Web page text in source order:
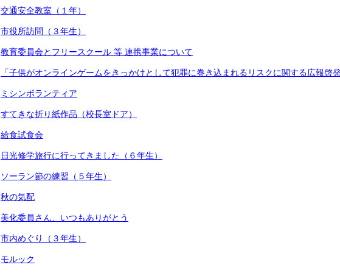
交通安全教室（１年）
市役所訪問（３年生）
教育委員会とフリースクール 等 連携事業について
「子供がオンラインゲームをきっかけとして犯罪に巻き込まれるリスクに関する広報啓発
ミシンボランティア
すてきな折り紙作品（校長室ドア）
給食試食会
日光修学旅行に行ってきました（６年生）
ソーラン節の練習（５年生）
秋の気配
美化委員さん、いつもありがとう
市内めぐり（３年生）
モルック